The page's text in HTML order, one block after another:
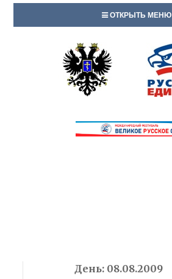
ОТКРЫТЬ МЕНЮ
День: 08.08.2009